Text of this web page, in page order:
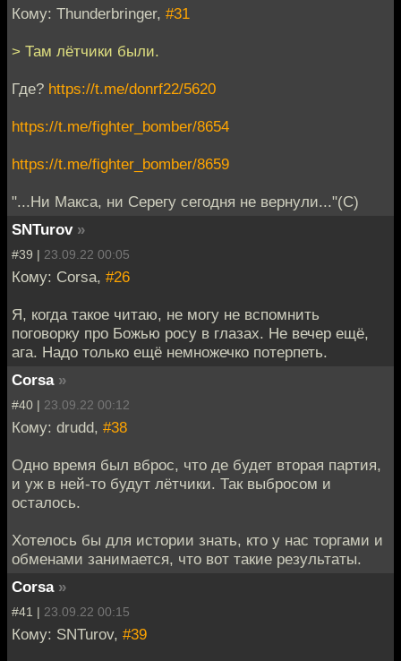
Кому: Thunderbringer, #31
> Там лётчики были.
Где? https://t.me/donrf22/5620
https://t.me/fighter_bomber/8654
https://t.me/fighter_bomber/8659
"...Ни Макса, ни Серегу сегодня не вернули..."(С)
SNTurov »
#39 | 23.09.22 00:05
Кому: Corsa, #26
Я, когда такое читаю, не могу не вспомнить
поговорку про Божью росу в глазах. Не вечер ещё,
ага. Надо только ещё немножечко потерпеть.
Corsa »
#40 | 23.09.22 00:12
Кому: drudd, #38
Одно время был вброс, что де будет вторая партия,
и уж в ней-то будут лётчики. Так выбросом и
осталось.
Хотелось бы для истории знать, кто у нас торгами и
обменами занимается, что вот такие результаты.
Corsa »
#41 | 23.09.22 00:15
Кому: SNTurov, #39